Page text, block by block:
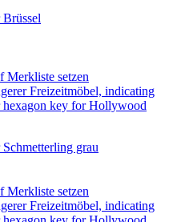
Merkliste setzen
grau
Merkliste setzen